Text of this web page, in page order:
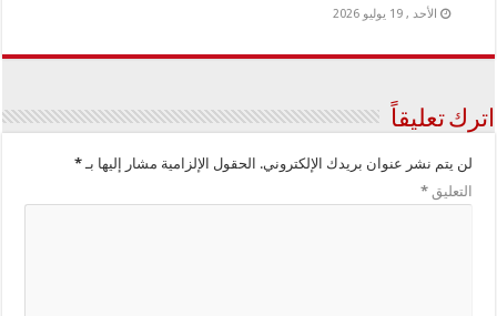
الأحد , 19 يوليو 2026
اترك تعليقاً
لن يتم نشر عنوان بريدك الإلكتروني. الحقول الإلزامية مشار إليها بـ*
التعليق*